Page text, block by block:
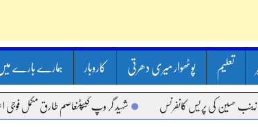
تعلیم پوٹھوار میری دھرتی کاروبار ہمارے بارے
کی پریس کانفرنس شہید گر وپ کیپٹنعاصم طارق مکمل فوجی اعزاز کے